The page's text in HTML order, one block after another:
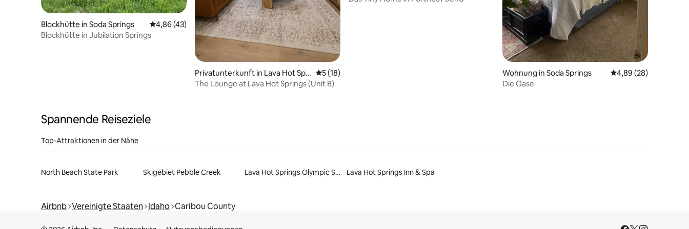
Blockhütte in Soda Springs Durchschnittliche Bewertung: 4,86 von 5, 43 Bewertungen
4,86 (43)
Blockhütte in Jubilation Springs
Privatunterkunft in Lava Hot Spri
ngs
Durchschnittliche Bewertung: 5 von 5, 18 Bewertungen
5 (18)
The Lounge at Lava Hot Springs (Unit B)
Wohnung in Soda Springs Durchschnittliche
4,89 (28)
Die Oase
Spannende Reiseziele
Top-Attraktionen in der Nähe
North Beach State Park Skigebiet Pebble Creek Lava Hot Springs Olympic Swimming Complex Lava Hot Springs Inn & Spa
Airbnb Vereinigte Staaten Idaho Caribou County